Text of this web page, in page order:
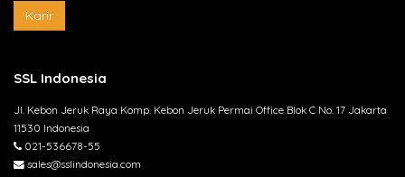
Karir
SSL Indonesia
Jl. Kebon Jeruk Raya Komp. Kebon Jeruk Permai Office Blok C No. 17 Jakarta
11530 Indonesia
021-536678-55
sales@sslindonesia.com